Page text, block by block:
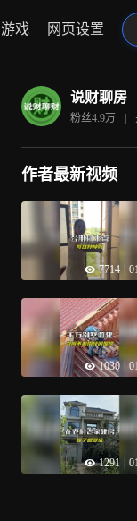
游戏 网页设置
说财聊房
粉丝4.9万 |
作者最新视频
7714
1030
1291